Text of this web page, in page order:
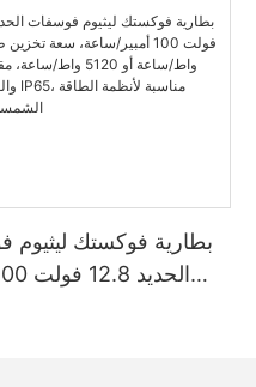
بطارية فوكستك ليثيوم